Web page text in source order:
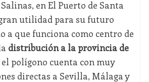
en El Puerto de Santa
utilidad para su futuro
a que funciona como centro de
distribución a la provincia de
polígono cuenta con muy
directas a Sevilla, Málaga y